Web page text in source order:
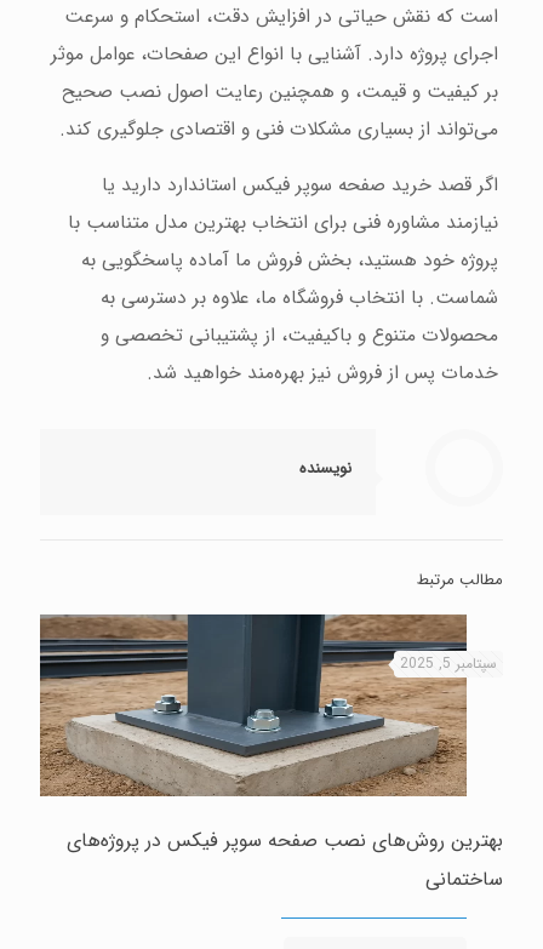
است که نقش حیاتی در افزایش دقت، استحکام و سرعت
اجرای پروژه دارد. آشنایی با انواع این صفحات، عوامل موثر
بر کیفیت و قیمت، و همچنین رعایت اصول نصب صحیح
می‌تواند از بسیاری مشکلات فنی و اقتصادی جلوگیری کند.
اگر قصد خرید صفحه سوپر فیکس استاندارد دارید یا
نیازمند مشاوره فنی برای انتخاب بهترین مدل متناسب با
پروژه خود هستید، بخش فروش ما آماده پاسخگویی به
شماست. با انتخاب فروشگاه ما، علاوه بر دسترسی به
محصولات متنوع و باکیفیت، از پشتیبانی تخصصی و
خدمات پس از فروش نیز بهره‌مند خواهید شد.
نویسنده
مطالب مرتبط
سپتامبر 5, 2025
بهترین روش‌های نصب صفحه سوپر فیکس در پروژه‌های
ساختمانی